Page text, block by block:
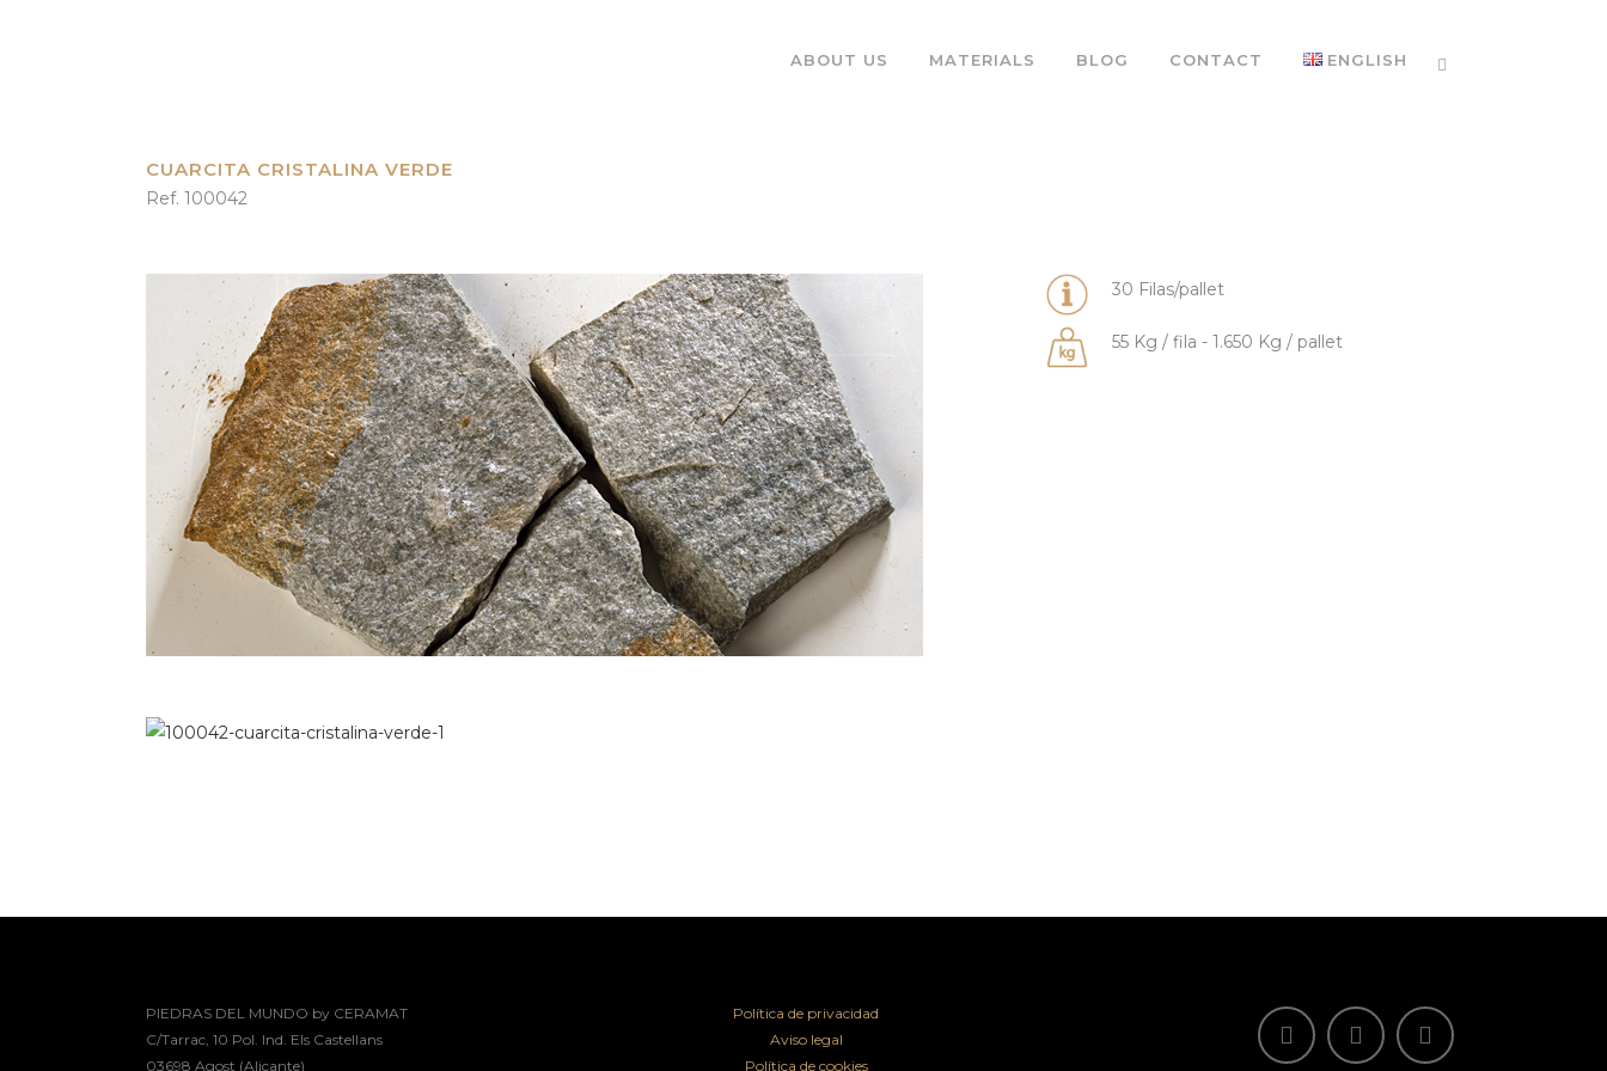
ABOUT US MATERIALS BLOG CONTACT ENGLISH
CUARCITA CRISTALINA VERDE
Ref. 100042
30 Filas/pallet
55 Kg / fila - 1.650 Kg / pallet
PIEDRAS DEL MUNDO by CERAMAT
C/Tarrac, 10 Pol. Ind. Els Castellans
03698 Agost (Alicante)
Política de privacidad
Aviso legal
Política de cookies